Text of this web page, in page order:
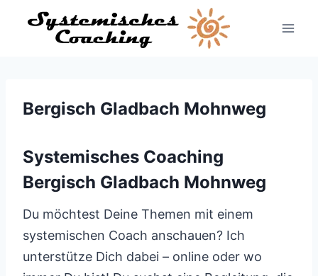
Inhalt
Bergisch Gladbach Mohnweg
Systemisches Coaching
Bergisch Gladbach Mohnweg
Du möchtest Deine Themen mit einem
systemischen Coach anschauen? Ich
unterstütze Dich dabei – online oder wo